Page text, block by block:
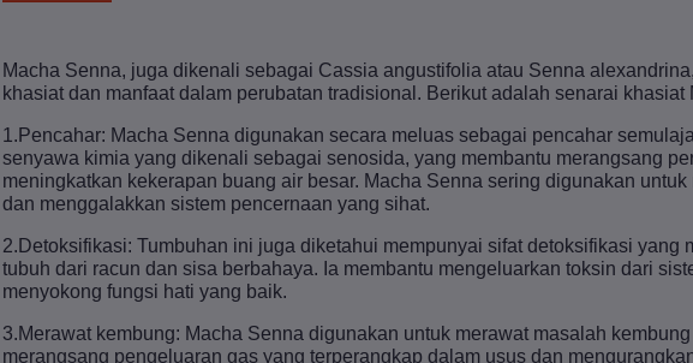
Macha Senna, juga dikenali sebagai Cassia angustifolia atau Senna
khasiat dan manfaat dalam perubatan tradisional. Berikut adalah senarai khasiat
1.Pencahar: Macha Senna digunakan secara meluas sebagai pencahar
senyawa kimia yang dikenali sebagai senosida, yang membantu merangsang
meningkatkan kekerapan buang air besar. Macha Senna sering digunakan
dan menggalakkan sistem pencernaan yang sihat.
2.Detoksifikasi: Tumbuhan ini juga diketahui mempunyai sifat detoksifikasi yang
tubuh dari racun dan sisa berbahaya. Ia membantu mengeluarkan toksin dari
menyokong fungsi hati yang baik.
3.Merawat kembung: Macha Senna digunakan untuk merawat masalah
merangsang pengeluaran gas yang terperangkap dalam usus dan